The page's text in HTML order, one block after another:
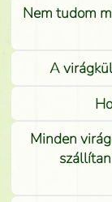
Nem tudom
A
Minden